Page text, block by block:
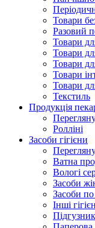
Товари
Разовий
Товари
Товари
Товари
Товари
Товари
Текстиль
Продукцiя
Ролліні
Засоби гігієни
Ватна
Вологi
Засоби
Засоби
Інші